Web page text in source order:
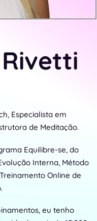
Especialista em
de Meditação.
Equilibre-se, do
Interna, Método
Online de
eu tenho